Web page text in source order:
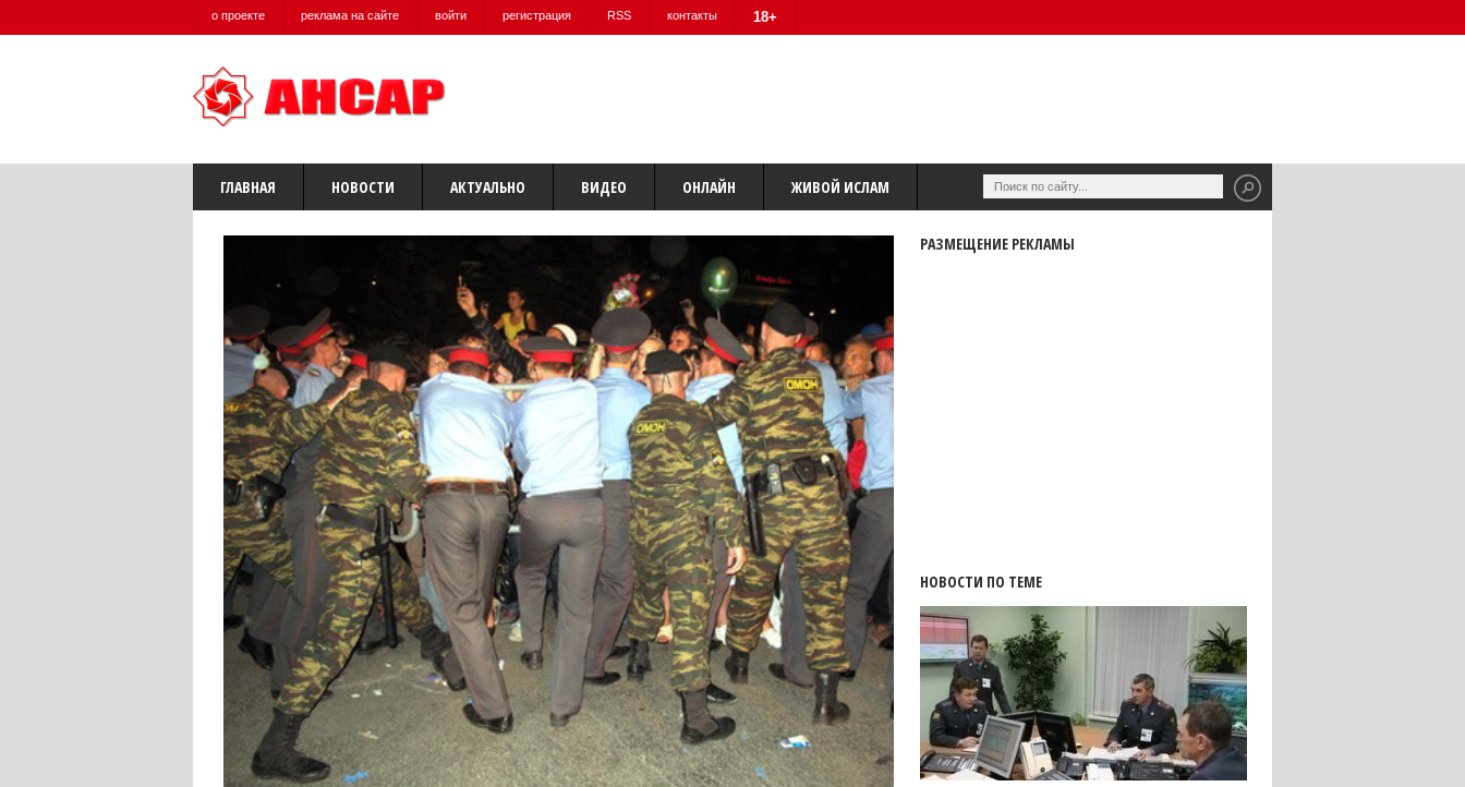
о проекте реклама на сайте войти регистрация RSS контакты 18+
ГЛАВНАЯ НОВОСТИ АКТУАЛЬНО ВИДЕО ОНЛАЙН ЖИВОЙ ИСЛАМ
РАЗМЕЩЕНИЕ РЕКЛАМЫ
НОВОСТИ ПО ТЕМЕ